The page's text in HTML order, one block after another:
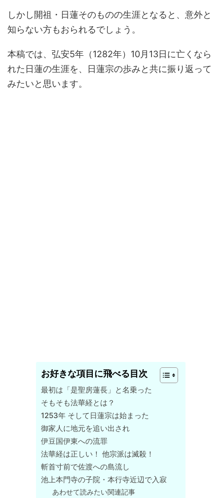
しかし開祖・日蓮そのものの生涯となると、意外と
知らない方もおられるでしょう。
本稿では、弘安5年（1282年）10月13日に亡くなら
れた日蓮の生涯を、
日蓮宗の歩みと共に振り返って
みたいと思います。
お好きな項目に飛べる目次
最初は「是聖房蓮長」と名乗った
そもそも法華経とは？
1253年 そして日蓮宗は始まった
御家人に地元を追い出され
伊豆国伊東への流罪
法華経は正しい！ 他宗派は滅殺！
斬首寸前で佐渡への島流し
池上本門寺の子院・本行寺近辺で入寂
あわせて読みたい関連記事